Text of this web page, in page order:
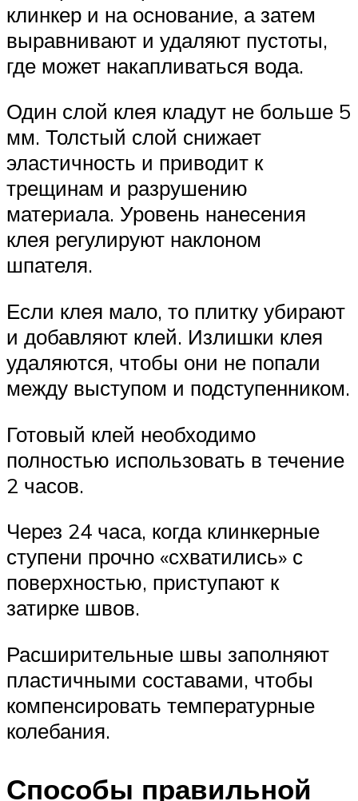
клинкер и на основание, а затем
выравнивают и удаляют пустоты,
где может накапливаться вода.
Один слой клея кладут не больше 5
мм. Толстый слой снижает
эластичность и приводит к
трещинам и разрушению
материала. Уровень нанесения
клея регулируют наклоном
шпателя.
Если клея мало, то плитку убирают
и добавляют клей. Излишки клея
удаляются, чтобы они не попали
между выступом и подступенником.
Готовый клей необходимо
полностью использовать в течение
2 часов.
Через 24 часа, когда клинкерные
ступени прочно «схватились» с
поверхностью, приступают к
затирке швов.
Расширительные швы заполняют
пластичными составами, чтобы
компенсировать температурные
колебания.
Способы правильной